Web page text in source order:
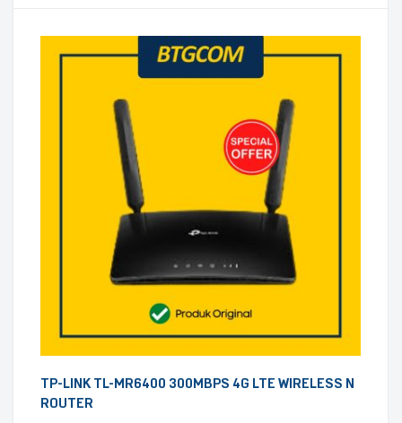
TP-LINK TL-MR6400 300MBPS 4G LTE WIRELESS N
ROUTER